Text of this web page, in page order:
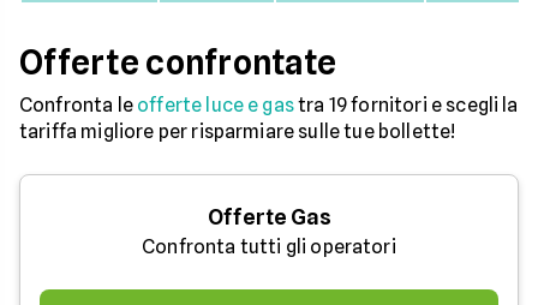
Offerte confrontate
Confronta le offerte luce e gastra 19 fornitori e scegli la
tariffa migliore per risparmiare sulle tue bollette!
Offerte Gas
Confronta tutti gli operatori